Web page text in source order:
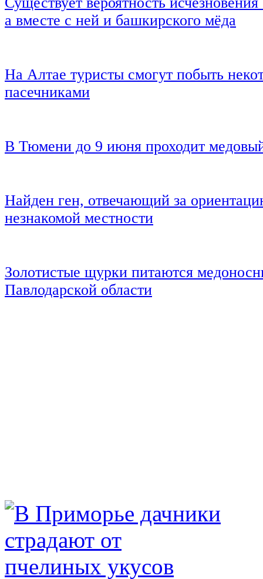
а вместе с ней и башкирского мёда
На Алтае туристы смогут побыть
пасечниками
В Тюмени до 9 июня проходит
Найден ген, отвечающий за
незнакомой местности
Золотистые щурки питаются
Павлодарской области